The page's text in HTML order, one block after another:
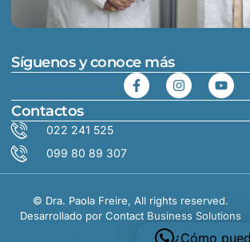
Síguenos y conoce más
Contactos
022 241 525
099 80 89 307
© Dra. Paola Freire, All rights reserved.
Desarrollado porContact Business Solutions
¿Cómo